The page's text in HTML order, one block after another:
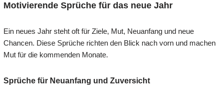
Motivierende Sprüche für das neue Jahr
Ein neues Jahr steht oft für Ziele, Mut, Neuanfang und neue
Chancen. Diese Sprüche richten den Blick nach vorn und machen
Mut für die kommenden Monate.
Sprüche für Neuanfang und Zuversicht